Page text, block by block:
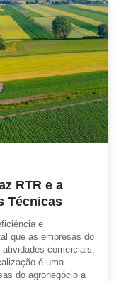
RTR e a
Técnicas
e
que as empresas do
comerciais,
é uma
do agronegócio a